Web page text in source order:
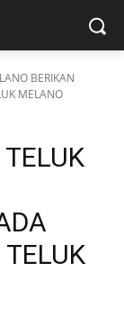
BERIKAN
MELANO